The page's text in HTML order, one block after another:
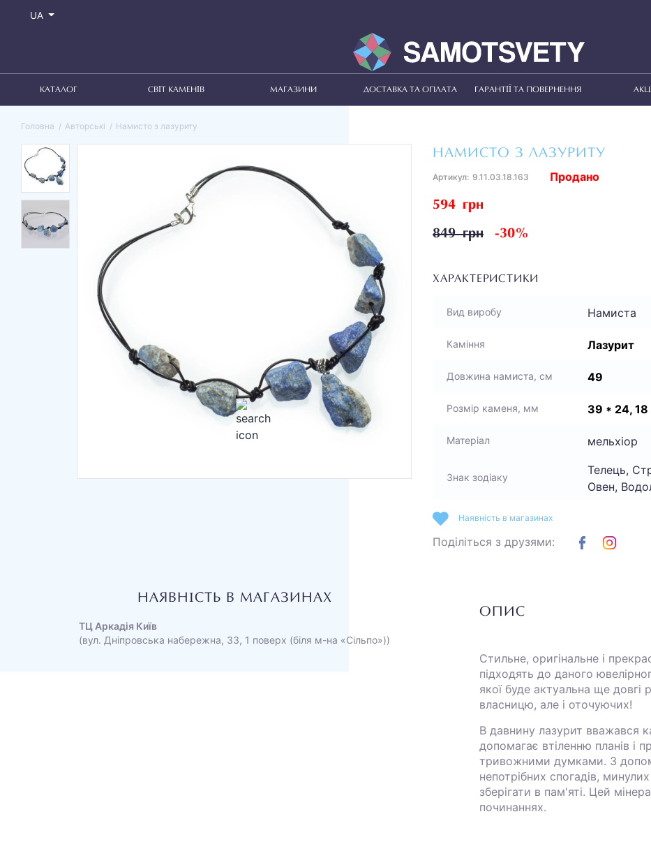
UA
КАТАЛОГ СВІТ КАМЕНІВ МАГАЗИНИ ДОСТАВКА ТА ОПЛАТА ГАРАНТІЇ ТА ПОВЕРНЕННЯ
Головна Авторські Намисто з лазуриту
НАМИСТО З ЛАЗУРИТУ
Артикул: 9.11.03.18.163
594 грн
849 грн -30%
Продано
ХАРАКТЕРИСТИКИ
Вид виробу Намиста
Каміння Лазурит
Довжина намиста, см 49
Розмір каменя, мм 39 * 24, 18
Матеріал мельхіор
Знак зодіаку
Телець,
Овен,
Наявність в магазинах
Поділіться з друзями:
НАЯВНІСТЬ В МАГАЗИНАХ
ТЦ Аркадія Київ
(вул. Дніпровська набережна, 33, 1 поверх (біля м-на «Сільпо»))
ОПИС
Стильне, оригінальне і
підходять до даного
якої буде актуальна ще
власницю, але і оточуючих!
В давнину лазурит вважався
допомагає втіленню планів і
тривожними думками. З
непотрібних спогадів,
зберігати в пам'яті. Цей
починаннях.